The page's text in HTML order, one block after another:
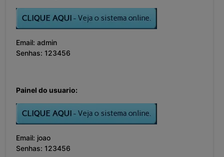
Email: admin
Senhas: 123456
Painel do usuario:
Email: joao
Senhas: 123456